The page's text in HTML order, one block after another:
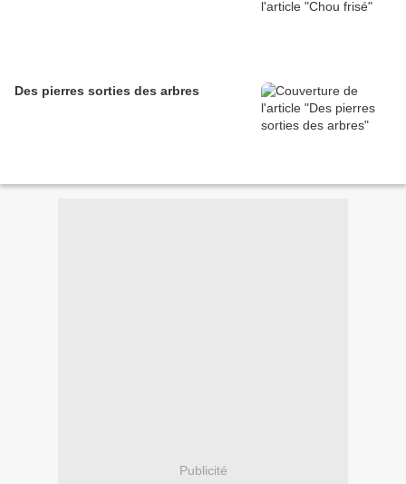
Des pierres sorties des arbres
Publicité